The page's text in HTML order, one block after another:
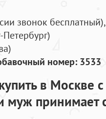
звонок бесплатный),
Петербург)
номер: 3533
в Москве
муж принимает